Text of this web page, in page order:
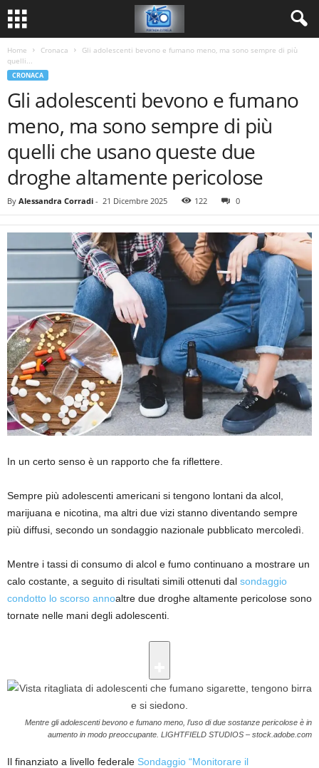
Home Cronaca
Gli adolescenti bevono e fumano meno, ma sono sempre di più
quelli...
CRONACA
Gli adolescenti bevono e fumano
meno, ma sono sempre di più
quelli che usano queste due
droghe altamente pericolose
By Alessandra Corradi - 21 Dicembre 2025 122 0
In un certo senso è un rapporto che fa riflettere.
Sempre più adolescenti americani si tengono lontani da alcol,
marijuana e nicotina, ma altri due vizi stanno diventando sempre
più diffusi, secondo un sondaggio nazionale pubblicato mercoledì.
Mentre i tassi di consumo di alcol e fumo continuano a mostrare un
calo costante, a seguito di risultati simili ottenuti dal sondaggio
condotto lo scorso annoaltre due droghe altamente pericolose sono
tornate nelle mani degli adolescenti.
Mentre gli adolescenti bevono e fumano meno, l’uso di due sostanze pericolose è in
aumento in modo preoccupante. LIGHTFIELD STUDIOS – stock.adobe.com
Il finanziato a livello federale Sondaggio “Monitorare il